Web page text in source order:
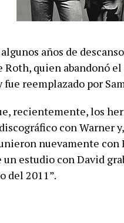
años de
Roth, quien abandonó
fue reemplazado por
recientemente, los
con Warner
nuevamente con
un estudio con David
del 2011”.